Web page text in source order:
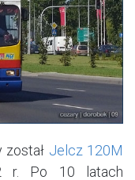
Jelcz 120M
r. Po 10 latach